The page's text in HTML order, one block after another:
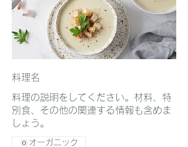
料理名
料理の説明をしてください。材料、特
別食、その他の関連する情報も含めま
しょう。
オーガニック